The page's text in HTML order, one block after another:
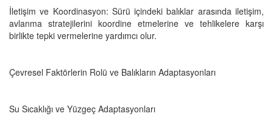
İletişim ve Koordinasyon: Sürü içindeki balıklar arasında iletişim,
avlanma stratejilerini koordine etmelerine ve tehlikelere karşı
birlikte tepki vermelerine yardımcı olur.
Çevresel Faktörlerin Rolü ve Balıkların Adaptasyonları
Su Sıcaklığı ve Yüzgeç Adaptasyonları